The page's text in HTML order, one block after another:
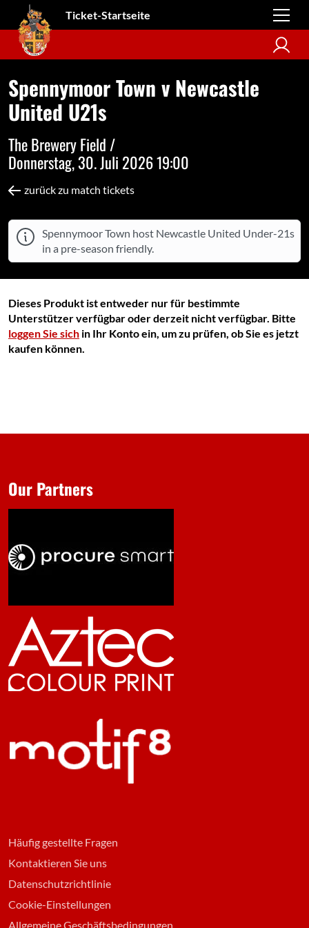
Ticket-Startseite
Spennymoor Town v Newcastle
United U21s
The Brewery Field /
Donnerstag, 30. Juli 2026 19:00
zurück zu match tickets
Spennymoor Town host Newcastle United Under-21s
in a pre-season friendly.
Dieses Produkt ist entweder nur für bestimmte
Unterstützer verfügbar oder derzeit nicht verfügbar. Bitte
loggen Sie sich in Ihr Konto ein, um zu prüfen, ob Sie es jetzt
kaufen können.
Häufig gestellte Fragen
Kontaktieren Sie uns
Datenschutzrichtlinie
Cookie-Einstellungen
Allgemeine Geschäftsbedingungen
Our Partners